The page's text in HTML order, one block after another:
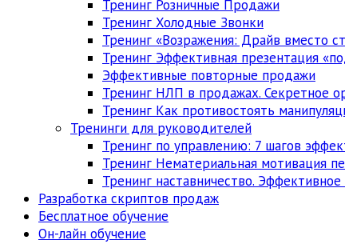
Тренинг Розничные Продажи
Тренинг Холодные Звонки
Тренинг «Возражения: Драйв вместо
Тренинг Эффективная презентация
Эффективные повторные продажи
Тренинг НЛП в продажах. Секретное
Тренинг Как противостоять
Тренинги для руководителей
Тренинг по управлению: 7 шагов
Тренинг Нематериальная мотивация
Тренинг наставничество.
Разработка скриптов продаж
Бесплатное обучение
Он-лайн обучение